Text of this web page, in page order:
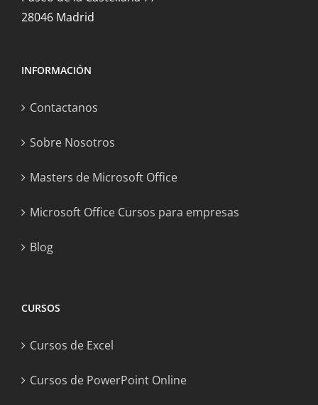
28046 Madrid
INFORMACIÓN
Contactanos
Sobre Nosotros
Masters de Microsoft Office
Microsoft Office Cursos para empresas
Blog
CURSOS
Cursos de Excel
Cursos de PowerPoint Online